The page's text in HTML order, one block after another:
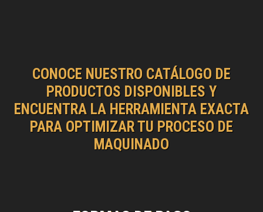
CONOCE NUESTRO CATÁLOGO DE
PRODUCTOS DISPONIBLES Y
ENCUENTRA LA HERRAMIENTA EXACTA
PARA OPTIMIZAR TU PROCESO DE
MAQUINADO